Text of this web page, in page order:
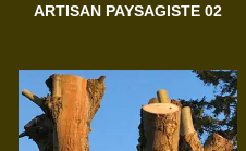
ARTISAN PAYSAGISTE 02